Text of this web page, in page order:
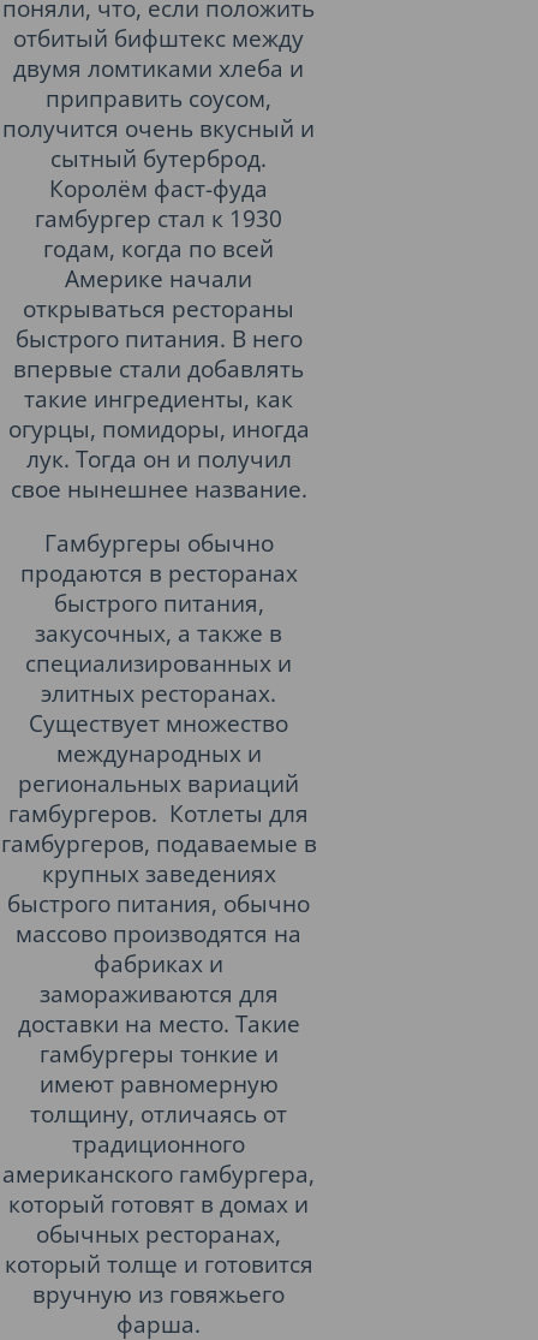
поняли, что, если положить
отбитый бифштекс между
двумя ломтиками хлеба и
приправить соусом,
получится очень вкусный и
сытный бутерброд.
Королём фаст-фуда
гамбургер стал к 1930
годам, когда по всей
Америке начали
открываться рестораны
быстрого питания. В него
впервые стали добавлять
такие ингредиенты, как
огурцы, помидоры, иногда
лук. Тогда он и получил
свое нынешнее название.
Гамбургеры обычно
продаются в ресторанах
быстрого питания,
закусочных, а также в
специализированных и
элитных ресторанах.
Существует множество
международных и
региональных вариаций
гамбургеров. Котлеты для
гамбургеров, подаваемые в
крупных заведениях
быстрого питания, обычно
массово производятся на
фабриках и
замораживаются для
доставки на место. Такие
гамбургеры тонкие и
имеют равномерную
толщину, отличаясь от
традиционного
американского гамбургера,
который готовят в домах и
обычных ресторанах,
который толще и готовится
вручную из говяжьего
фарша.